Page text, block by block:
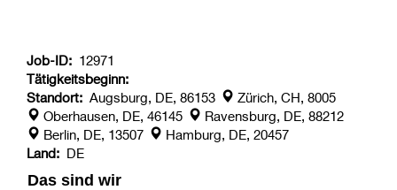
Job-ID: 12971
Tätigkeitsbeginn:
Standort: Augsburg, DE, 86153
Zürich, CH, 8005
Oberhausen, DE, 46145
Ravensburg, DE, 88212
Berlin, DE, 13507
Hamburg, DE, 20457
Land: DE
Das sind wir